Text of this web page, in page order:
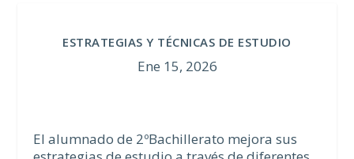
ESTRATEGIAS Y TÉCNICAS DE ESTUDIO
Ene 15, 2026
El alumnado de 2ºBachillerato mejora sus